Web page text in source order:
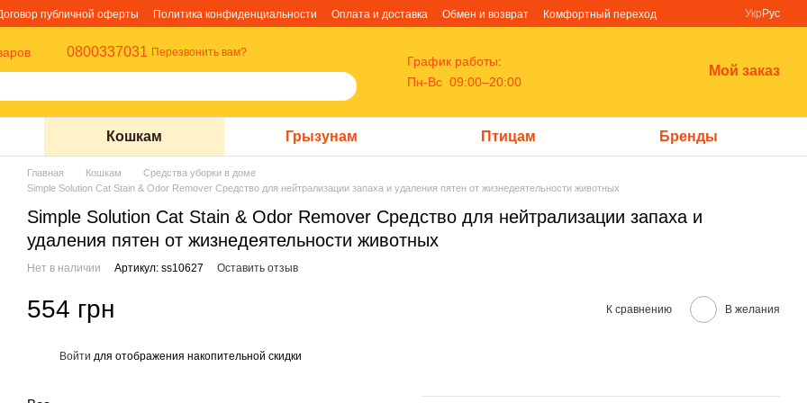
публичной оферты Политика конфиденциальности Оплата и доставка Обмен и возврат
Комфортный переход
Укр Рус
0800337031 Перезвонить вам?
График работы:
Пн-Вс 09:00–20:00
Мой заказ
Кошкам Грызунам Птицам Бренды
Главная Кошкам
Средства уборки в доме
Simple Solution Cat Stain & Odor Remover Средство для нейтрализации запаха и удаления пятен от жизнедеятельности животных
Simple Solution Cat Stain & Odor Remover Средство для нейтрализации запаха и
удаления пятен от жизнедеятельности животных
Нет в наличии Артикул: ss10627 Оставить отзыв
554 грн К сравнению В желания
Войти для отображения накопительной скидки